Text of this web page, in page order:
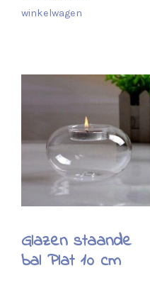
winkelwagen
Glazen staande
bal Plat 10 cm